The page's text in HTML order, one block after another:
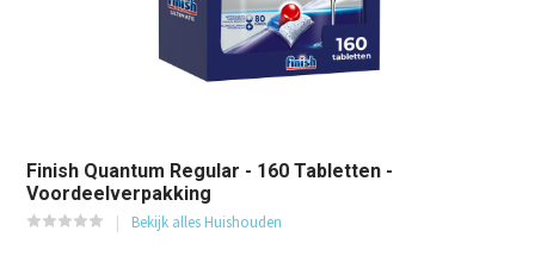
Finish Quantum Regular - 160 Tabletten -
Voordeelverpakking
Bekijk alles Huishouden